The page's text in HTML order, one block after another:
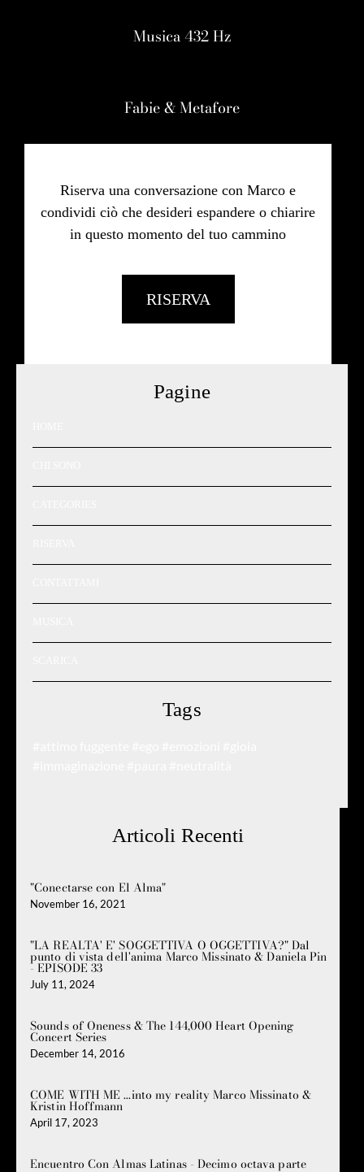
Musica 432 Hz
Fabie & Metafore
Riserva una conversazione con Marco e
condividi ciò che desideri espandere o chiarire
in questo momento del tuo cammino
RISERVA
Pagine
Tags
Articoli Recenti
"Conectarse con El Alma"
November 16, 2021
"LA REALTA' E' SOGGETTIVA O OGGETTIVA?" Dal
punto di vista dell'anima Marco Missinato & Daniela Pin
- EPISODE 33
July 11, 2024
Sounds of Oneness & The 144,000 Heart Opening
Concert Series
December 14, 2016
COME WITH ME ...into my reality Marco Missinato &
Kristin Hoffmann
April 17, 2023
Encuentro Con Almas Latinas - Decimo octava parte